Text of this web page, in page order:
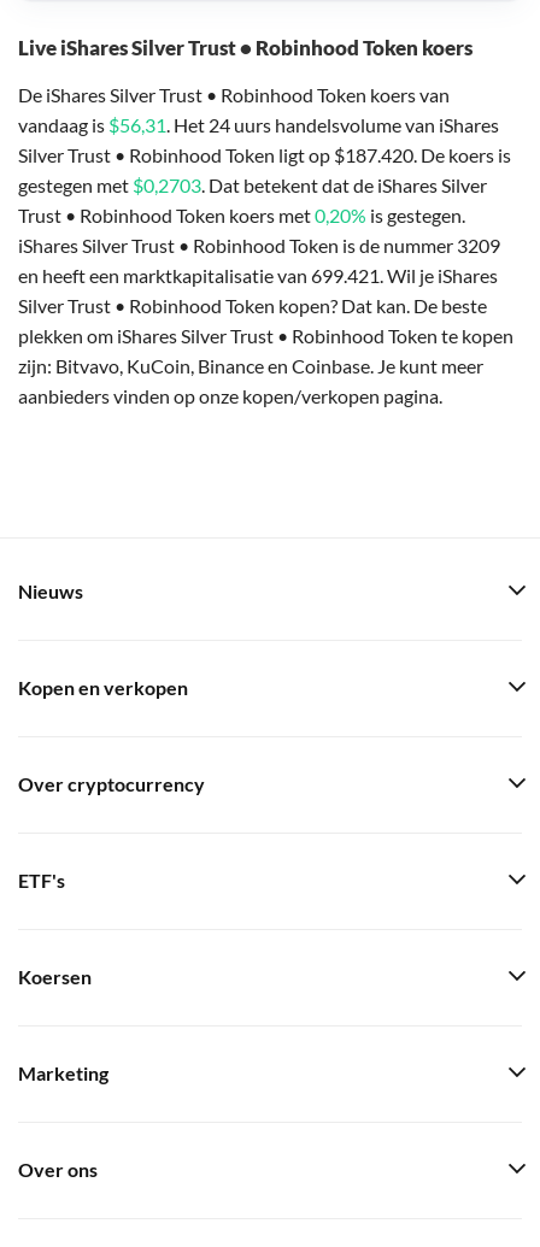
Live iShares Silver Trust • Robinhood Token koers
De iShares Silver Trust • Robinhood Token koers van
vandaag is $56,31. Het 24 uurs handelsvolume van iShares
Silver Trust • Robinhood Token ligt op $187.420. De koers is
gestegen met $0,2703. Dat betekent dat de iShares Silver
Trust • Robinhood Token koers met0,20% is gestegen.
iShares Silver Trust • Robinhood Token is de nummer 3209
en heeft een marktkapitalisatie van 699.421. Wil je iShares
Silver Trust • Robinhood Token kopen? Dat kan. De beste
plekken om iShares Silver Trust • Robinhood Token te kopen
zijn: Bitvavo, KuCoin, Binance en Coinbase. Je kunt meer
aanbieders vinden op onze kopen/verkopen pagina.
Nieuws
Kopen en verkopen
Over cryptocurrency
ETF's
Koersen
Marketing
Over ons